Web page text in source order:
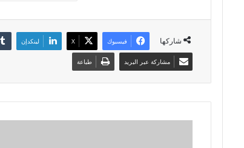
شاركها فيسبوك X لينكدإن
مشاركة عبر البريد طباعة